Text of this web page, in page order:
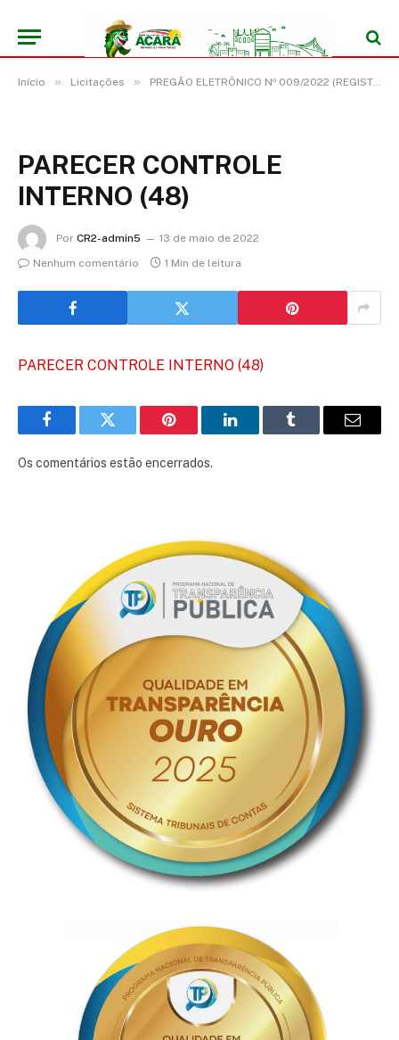
Início » Licitações » PREGÃO ELETRÔNICO Nº 009/2022 (REGISTRO DE PREÇO PARA FUTURA E EVENTUAL AQUISIÇÃO DE GÊNEROS ALIMENTÍCIOS DESTINADOS A MERENDA ESCOLAR DO MUNICÍPIO DE ACARÁ/PA)
PARECER CONTROLE
INTERNO (48)
Por CR2-admin5
13 de maio de 2022
Nenhum comentário
1 Min de leitura
PARECER CONTROLE INTERNO (48)
FacebookTwitter Pinterest LinkedInTumblr
E-
Os comentários estão encerrados.